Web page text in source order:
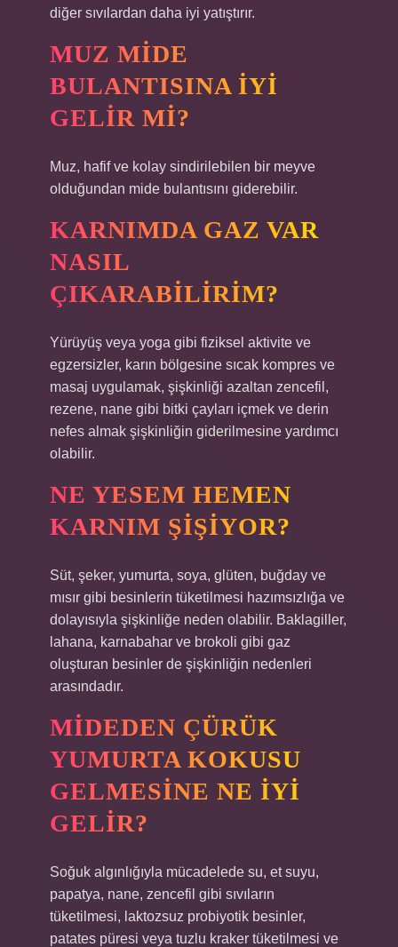
diğer sıvılardan daha iyi yatıştırır.
MUZ MIDE
BULANTISINA IYI
GELIR MI?
Muz, hafif ve kolay sindirilebilen bir meyve
olduğundan mide bulantısını giderebilir.
KARNIMDA GAZ VAR
NASIL
ÇIKARABILIRIM?
Yürüyüş veya yoga gibi fiziksel aktivite ve
egzersizler, karın bölgesine sıcak kompres ve
masaj uygulamak, şişkinliği azaltan zencefil,
rezene, nane gibi bitki çayları içmek ve derin
nefes almak şişkinliğin giderilmesine yardımcı
olabilir.
NE YESEM HEMEN
KARNIM ŞIŞIYOR?
Süt, şeker, yumurta, soya, glüten, buğday ve
mısır gibi besinlerin tüketilmesi hazımsızlığa ve
dolayısıyla şişkinliğe neden olabilir. Baklagiller,
lahana, karnabahar ve brokoli gibi gaz
oluşturan besinler de şişkinliğin nedenleri
arasındadır.
MIDEDEN ÇÜRÜK
YUMURTA KOKUSU
GELMESINE NE IYI
GELIR?
Soğuk algınlığıyla mücadelede su, et suyu,
papatya, nane, zencefil gibi sıvıların
tüketilmesi, laktozsuz probiyotik besinler,
patates püresi veya tuzlu kraker tüketilmesi ve